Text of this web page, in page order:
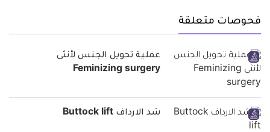
فحوصات متعلقة
عملية تحويل الجنس لأنثى
Feminizing surgery
شد الارداف Buttock lift